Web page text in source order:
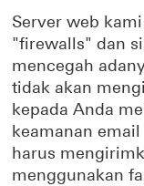
Server web
"firewalls" dan
mencegah
tidak akan
kepada Anda
keamanan
harus
menggunakan